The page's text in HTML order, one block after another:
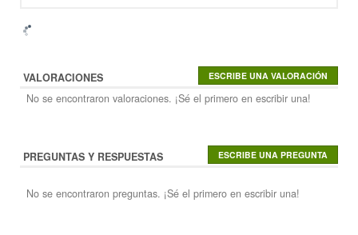
VALORACIONES
No se encontraron valoraciones. ¡Sé el primero en escribir una!
PREGUNTAS Y RESPUESTAS
No se encontraron preguntas. ¡Sé el primero en escribir una!